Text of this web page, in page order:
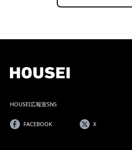
HOUSEI広報室SNS
FACEBOOK X